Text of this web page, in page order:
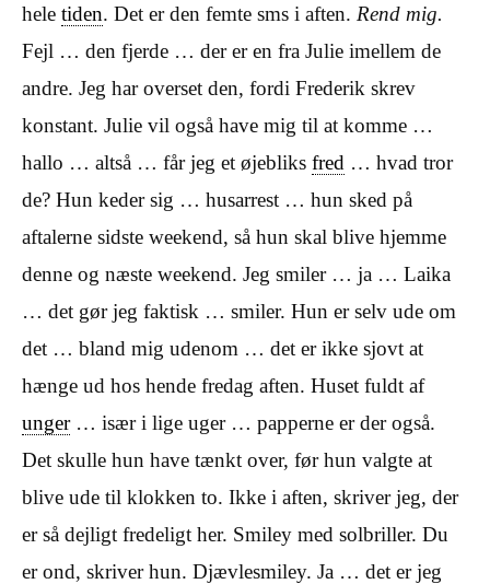
hele tiden. Det er den femte sms i aften. Rend mig.
Fejl … den fjerde … der er en fra Julie imellem de
andre. Jeg har overset den, fordi Frederik skrev
konstant. Julie vil også have mig til at komme …
hallo … altså … får jeg et øjebliks fred … hvad tror
de? Hun keder sig … husarrest … hun sked på
aftalerne sidste weekend, så hun skal blive hjemme
denne og næste weekend. Jeg smiler … ja … Laika
… det gør jeg faktisk … smiler. Hun er selv ude om
det … bland mig udenom … det er ikke sjovt at
hænge ud hos hende fredag aften. Huset fuldt af
unger… især i lige uger … papperne er der også.
Det skulle hun have tænkt over, før hun valgte at
blive ude til klokken to. Ikke i aften, skriver jeg, der
er så dejligt fredeligt her. Smiley med solbriller. Du
er ond, skriver hun. Djævlesmiley. Ja … det er jeg